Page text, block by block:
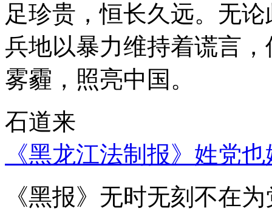
足珍贵，恒长久远。无
兵地以暴力维持着谎言
雾霾，照亮中国。
石道来
《黑龙江法制报》姓党
《黑报》无时无刻不在